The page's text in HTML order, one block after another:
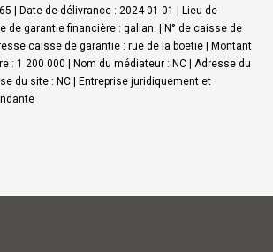
| Date de délivrance : 2024-01-01 | Lieu de
de garantie financière : galian. | N° de caisse de
caisse de garantie : rue de la boetie | Montant
: 1 200 000 | Nom du médiateur : NC | Adresse du
du site : NC | Entreprise juridiquement et